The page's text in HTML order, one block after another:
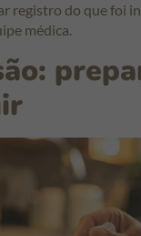
registro do que foi
médica.